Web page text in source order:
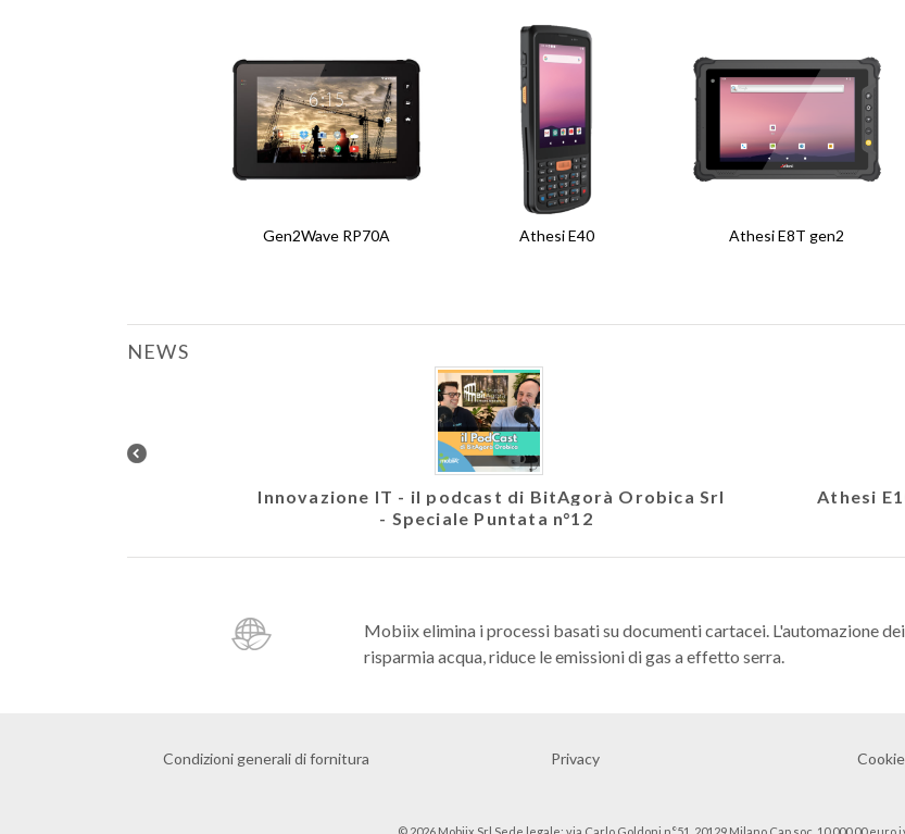
Gen2Wave RP70A Athesi E40 Athesi E8T gen2
NEWS
Innovazione IT - il podcast di BitAgorà Orobica Srl
- Speciale Puntata n°12
Athesi
Mobiix elimina i processi basati su documenti cartacei. L'automazione
risparmia acqua, riduce le emissioni di gas a effetto serra.
Condizioni generali di fornitura Privacy